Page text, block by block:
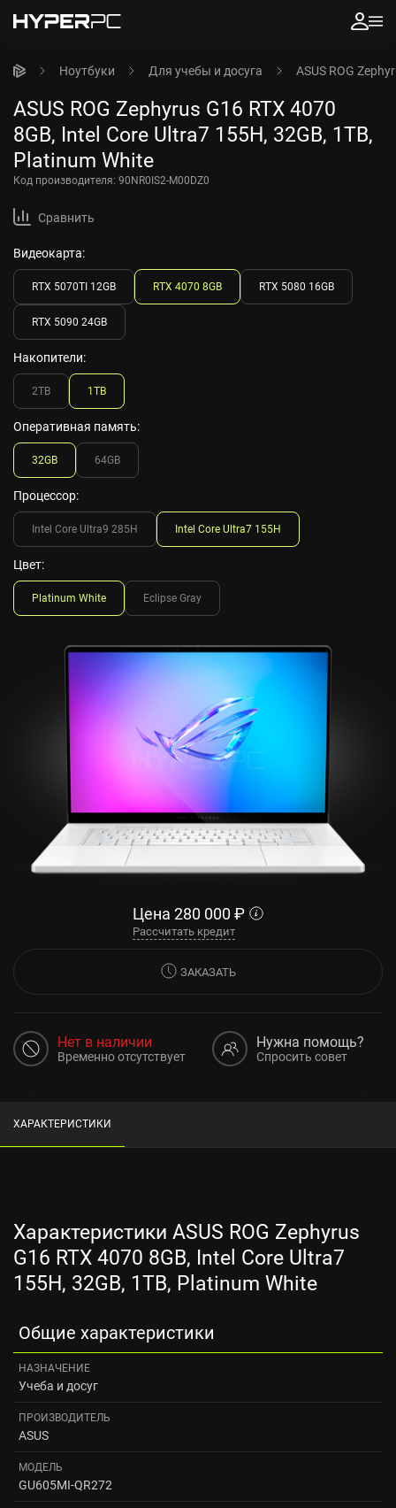
Ноутбуки Для учебы и досуга ASUS ROG
ASUS ROG Zephyrus G16 RTX 4070
8GB, Intel Core Ultra7 155H, 32GB, 1TB,
Platinum White
Код производителя: 90NR0IS2-M00DZ0
Сравнить
Видеокарта:
RTX 5070TI 12GB RTX 4070 8GB RTX 5080 16GB
RTX 5090 24GB
Накопители:
2TB 1TB
Оперативная память:
32GB 64GB
Процессор:
Intel Core Ultra9 285H Intel Core Ultra7 155H
Цвет:
Platinum White Eclipse Gray
Цена 280 000 ₽
Рассчитать кредит
ЗАКАЗАТЬ
Нет в наличии
Временно отсутствует
Нужна помощь?
Спросить совет
ХАРАКТЕРИСТИКИ
Характеристики ASUS ROG Zephyrus
G16 RTX 4070 8GB, Intel Core Ultra7
155H, 32GB, 1TB, Platinum White
Общие характеристики
НАЗНАЧЕНИЕ
Учеба и досуг
ПРОИЗВОДИТЕЛЬ
ASUS
МОДЕЛЬ
GU605MI-QR272